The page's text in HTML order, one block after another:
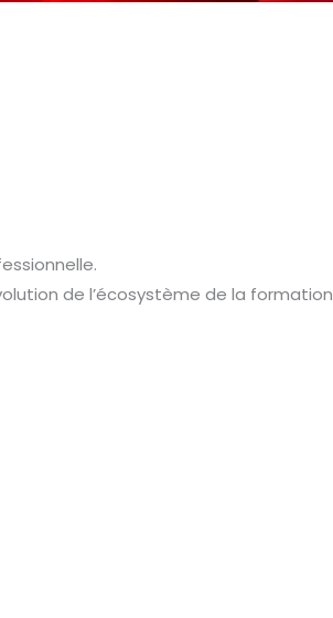
de l’écosystème de la formation